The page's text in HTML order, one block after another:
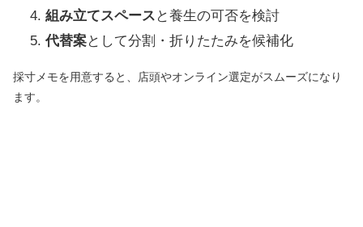
組み立てスペース と養生の可否を検討
代替案として分割・折りたたみを候補化
採寸メモを用意すると、店頭やオンライン選定がスムーズになり
ます。